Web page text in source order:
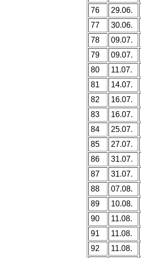
76
29.06.
77
30.06.
78
09.07.
79
09.07.
80
11.07.
81
14.07.
82
16.07.
83
16.07.
84
25.07.
85
27.07.
86
31.07.
87
31.07.
88
07.08.
89
10.08.
90
11.08.
91
11.08.
92
11.08.